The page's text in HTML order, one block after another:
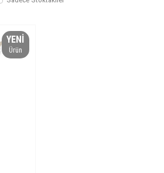
YENI
Ürün